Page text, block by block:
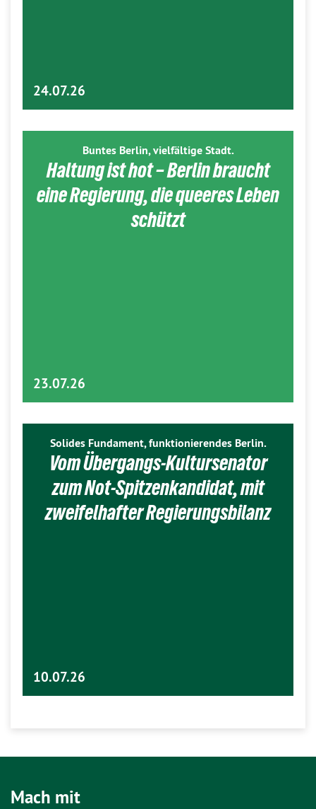
24.07.26
Buntes Berlin, vielfältige Stadt.
Haltung ist hot – Berlin braucht
eine Regierung, die queeres Leben
schützt
23.07.26
Solides Fundament, funktionierendes Berlin.
Vom Übergangs-Kultursenator
zum Not-Spitzenkandidat, mit
zweifelhafter Regierungsbilanz
10.07.26
Mach mit